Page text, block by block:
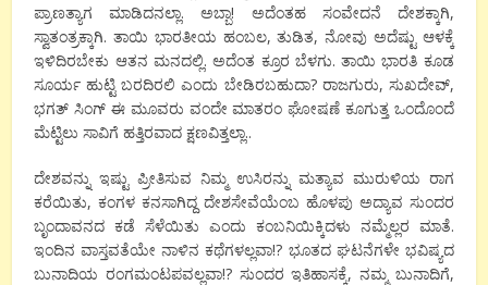
ಪ್ರಾಣತ್ಯಾಗ ಮಾಡಿದನಲ್ಲಾ. ಅಬ್ಬಾ! ಅದೆಂತಹ ಸಂವೇದನೆ ದೇಶಕ್ಕಾಗಿ,
ಸ್ವಾತಂತ್ರಕ್ಕಾಗಿ. ತಾಯಿ ಭಾರತೀಯ ಹಂಬಲ, ತುಡಿತ, ನೋವು ಅದೆಷ್ಟು ಆಳಕ್ಕೆ
ಇಳಿದಿರಬೇಕು ಆತನ ಮನದಲ್ಲಿ. ಅದೆಂತ ಕ್ರೂರ ಬೆಳಗು. ತಾಯಿ ಭಾರತಿ ಕೂಡ
ಸೂರ್ಯ ಹುಟ್ಟಿ ಬರದಿರಲಿ ಎಂದು ಬೇಡಿರಬಹುದಾ? ರಾಜಗುರು, ಸುಖದೇವ್,
ಭಗತ್ ಸಿಂಗ್ ಈ ಮೂವರು ವಂದೇ ಮಾತರಂ ಘೋಷಣೆ ಕೂಗುತ್ತ ಒಂದೊಂದೆ
ಮೆಟ್ಟಿಲು ಸಾವಿಗೆ ಹತ್ತಿರವಾದ ಕ್ಷಣವಿತ್ತಲ್ಲಾ..
ದೇಶವನ್ನು ಇಷ್ಟು ಪ್ರೀತಿಸುವ ನಿಮ್ಮ ಉಸಿರನ್ನು ಮತ್ಯಾವ ಮುರುಳಿಯ ರಾಗ
ಕರೆಯಿತು, ಕಂಗಳ ಕನಸಾಗಿದ್ದ ದೇಶಸೇವೆಯೆಂಬ ಹೊಳಪು ಅದ್ಯಾವ ಸುಂದರ
ಬೃಂದಾವನದ ಕಡೆ ಸೆಳೆಯಿತು ಎಂದು ಕಂಬನಿಯಿಕ್ಕಿದಳು ನಮ್ಮೆಲ್ಲರ ಮಾತೆ.
ಇಂದಿನ ವಾಸ್ತವತೆಯೇ ನಾಳಿನ ಕಥೆಗಳಲ್ಲವಾ!? ಭೂತದ ಘಟನೆಗಳೇ ಭವಿಷ್ಯದ
ಬುನಾದಿಯ ರಂಗಮಂಟಪವಲ್ಲವಾ!? ಸುಂದರ ಇತಿಹಾಸಕ್ಕೆ, ನಮ್ಮ ಬುನಾದಿಗೆ,